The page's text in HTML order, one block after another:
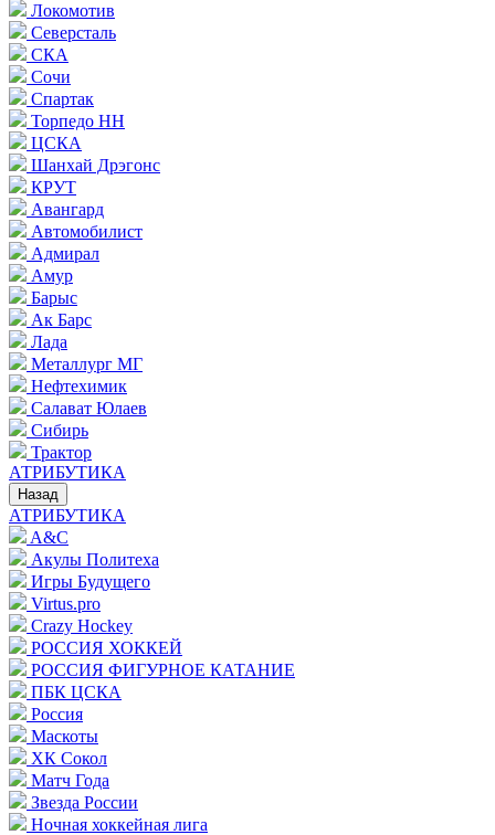
Локомотив
Северсталь
СКА
Сочи
Спартак
Торпедо НН
ЦСКА
Шанхай Дрэгонс
КРУТ
Авангард
Автомобилист
Адмирал
Амур
Барыс
Ак Барс
Лада
Металлург МГ
Нефтехимик
Салават Юлаев
Сибирь
Трактор
АТРИБУТИКА
Назад
АТРИБУТИКА
A&C
Акулы Политеха
Игры Будущего
Virtus.pro
Crazy Hockey
РОССИЯ ХОККЕЙ
РОССИЯ ФИГУРНОЕ КАТАНИЕ
ПБК ЦСКА
Россия
Маскоты
ХК Сокол
Матч Года
Звезда России
Ночная хоккейная лига